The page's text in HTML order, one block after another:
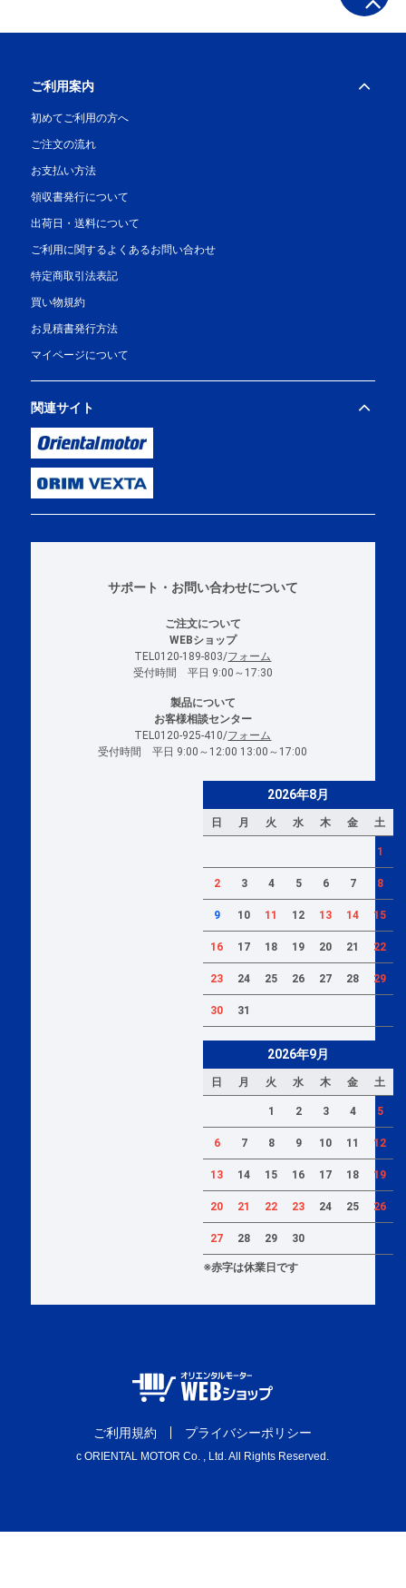
ご利用案内
初めてご利用の方へ
ご注文の流れ
お支払い方法
領収書発行について
出荷日・送料について
ご利用に関するよくあるお問い合わせ
特定商取引法表記
買い物規約
お見積書発行方法
マイページについて
関連サイト
サポート・お問い合わせについて
ご注文について
WEBショップ
TEL0120-189-803/フォーム
受付時間 平日 9:00～17:30
製品について
お客様相談センター
TEL0120-925-410/フォーム
受付時間 平日 9:00～12:00 13:00～17:00
ご利用規約 プライバシーポリシー
c ORIENTAL MOTOR Co. , Ltd. All Rights Reserved.
2026年8月
日 月 火 水 木 金 土
1
2 3 4 5 6 7 8
9 10 11 12 13 14 15
16 17 18 19 20 21 22
23 24 25 26 27 28 29
30 31
2026年9月
日 月 火 水 木 金 土
1 2 3 4 5
6 7 8 9 10 11 12
13 14 15 16 17 18 19
20 21 22 23 24 25 26
27 28 29 30
※赤字は休業日です